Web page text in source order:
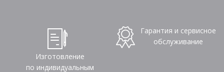
Изготовление
по индивидуальным
Гарантия и сервисное
обслуживание